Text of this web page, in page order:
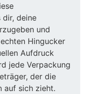
dir, deine
und
Hingucker
Aufdruck
jede Verpackung
der die
auf sich zieht.